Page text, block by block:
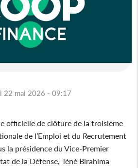
22 mai 2026 - 09:17
officielle de clôture de la troisième
de l’Emploi et du Recrutement
la présidence du Vice-Premier
de la Défense, Téné Birahima